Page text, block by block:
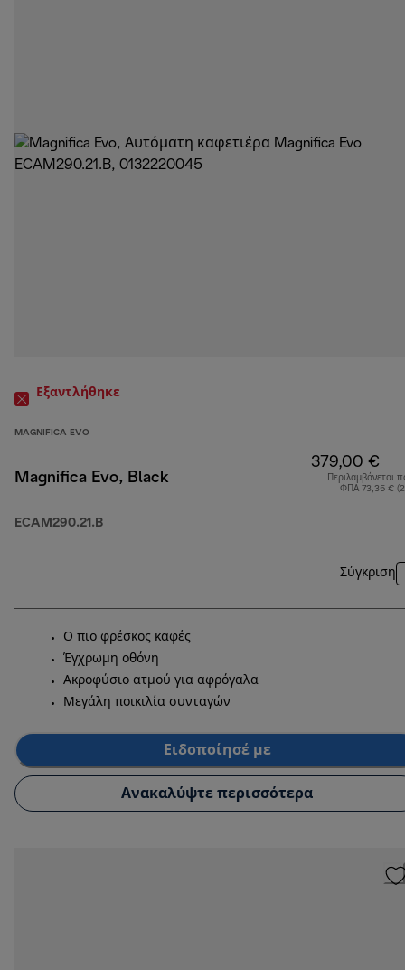
Εξαντλήθηκε
MAGNIFICA EVO
Magnifica Evo, Black
ECAM290.21.B
379,00 €
Περιλαμβάνεται
ΦΠΑ 73,35 €
Σύγκριση
Ο πιο φρέσκος καφές
Έγχρωμη οθόνη
Ακροφύσιο ατμού για αφρόγαλα
Μεγάλη ποικιλία συνταγών
Ειδοποίησέ με
Ανακαλύψτε περισσότερα